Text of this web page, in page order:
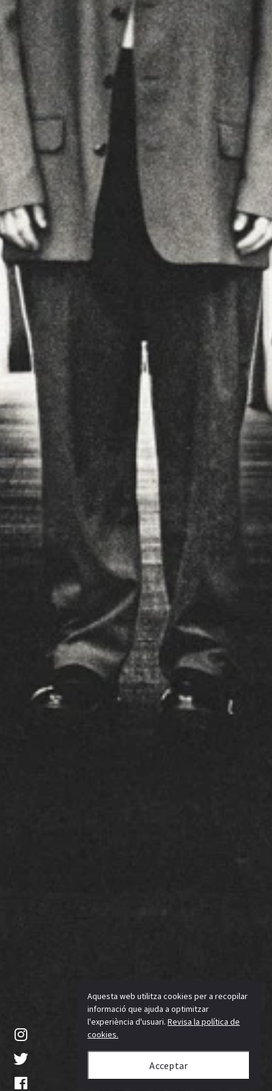
Aquesta web utilitza cookies per a recopilar
informació que ajuda a optimitzar
l'experiència d'usuari. Revisa la política de
cookies.
Acceptar